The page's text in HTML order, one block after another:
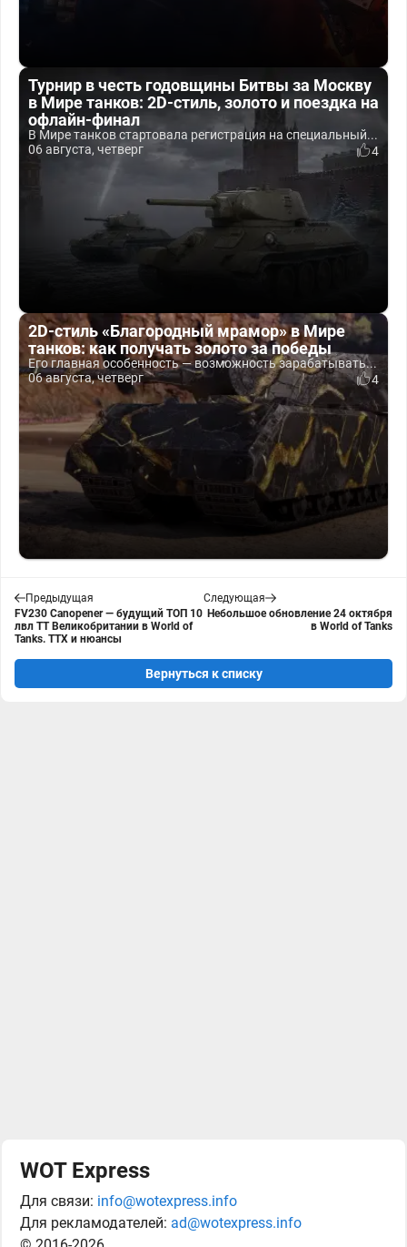
Турнир в честь годовщины Битвы за Москву
в Мире танков: 2D-стиль, золото и поездка на
офлайн-финал
В Мире танков стартовала регистрация на специальный...
06 августа, четверг
4
2D-стиль «Благородный мрамор» в Мире
танков: как получать золото за победы
Его главная особенность — возможность зарабатывать...
06 августа, четверг
4
Предыдущая
FV230 Canopener — будущий ТОП 10
лвл ТТ Великобритании в World of
Tanks. ТТХ и нюансы
Следующая
Небольшое обновление 24 октября
в World of Tanks
Вернуться к списку
WOT Express
Для связи: info@wotexpress.info
Для рекламодателей: ad@wotexpress.info